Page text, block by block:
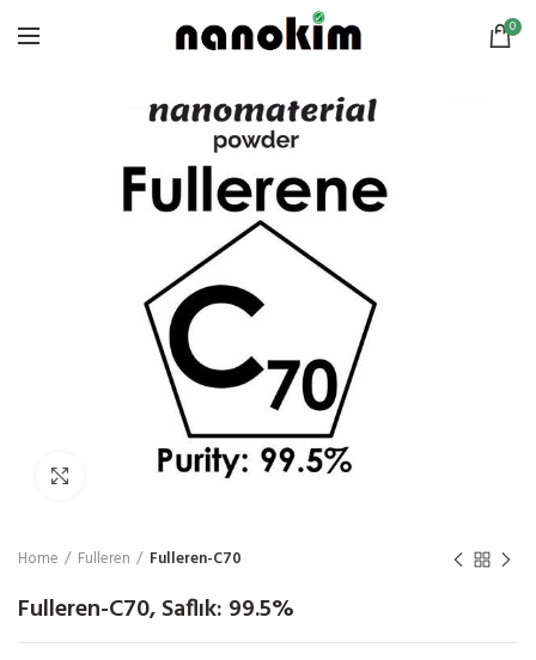
0
Click to enlarge
Home Fulleren Fulleren-C70
Fulleren-C70, Saflık: 99.5%